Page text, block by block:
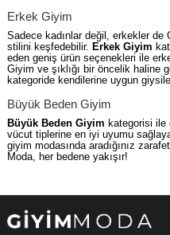
Erkek Giyim
Sadece kadınlar değil, erkekler
stilini keşfedebilir. Erkek Giyim
eden geniş ürün seçenekleri ile
Giyim ve şıklığı bir öncelik haline
kategoride kendilerine uygun
Büyük Beden Giyim
Büyük Beden Giyim kategorisi ile
vücut tiplerine en iyi uyumu
giyim modasında aradığınız
Moda, her bedene yakışır!